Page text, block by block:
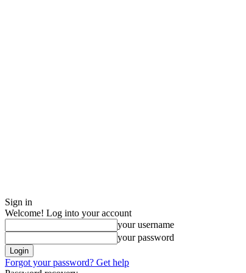
Sign in
Welcome! Log into your account
your username
your password
Forgot your password? Get help